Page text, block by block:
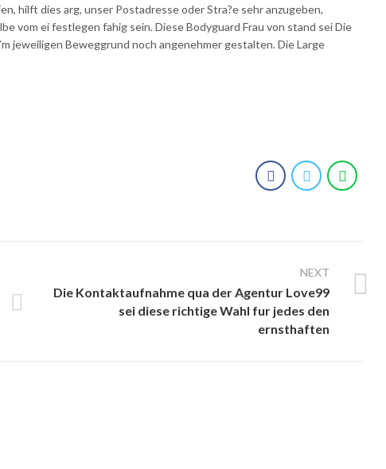
hilft dies arg, unser Postadresse oder Stra?e sehr anzugeben,
vom ei festlegen fahig sein. Diese Bodyguard Frau von stand sei Die
jeweiligen Beweggrund noch angenehmer gestalten. Die Large
NEXT
Die Kontaktaufnahme qua der Agentur Love99
sei diese richtige Wahl fur jedes den
ernsthaften